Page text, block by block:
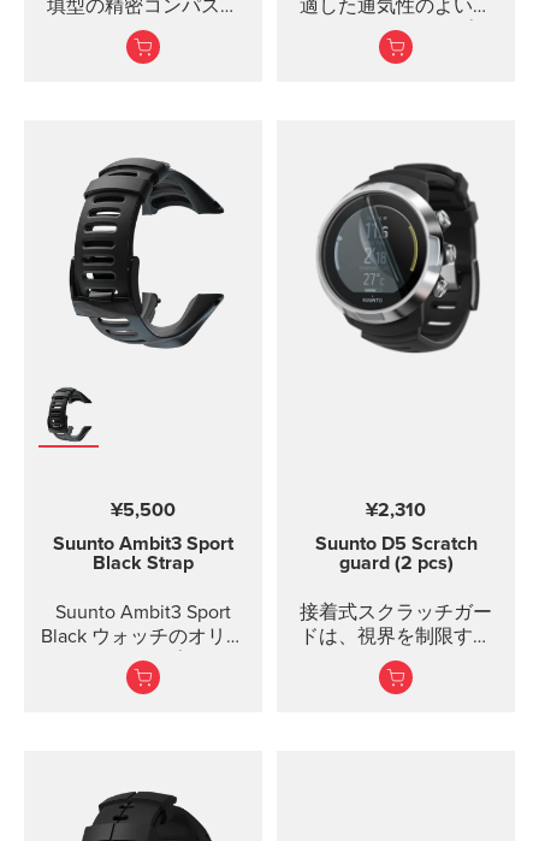
填型の精密コンパス兼
クリノメーターです。
適した通気性のよいシ
リコンストラップ
スシステムにより特別
な工具なしで簡単に交
換できます。このスト
ラッ...
¥5,500
Suunto Ambit3 Sport
Black Strap
Suunto Ambit3 Sport
Black ウォッチのオリジ
ナルストラップです。
サイズ6のIP Torx Plusス
¥2,310
Suunto D5 Scratch
guard (2 pcs)
接着式スクラッチガー
ドは、視界を制限する
ことなくSUUNTO D5ダ
イビングコンピュータ